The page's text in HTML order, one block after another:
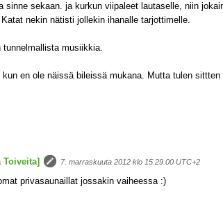
sinne sekaan. ja kurkun viipaleet lautaselle, niin
nekin nätisti jollekin ihanalle tarjottimelle.
tunnelmallista musiikkia.
en ole näissä bileissä mukana. Mutta tulen sittten
Toiveita] 7. marraskuuta 2012 klo 15.29.00 UTC+2
privasaunaillat jossakin vaiheessa :)